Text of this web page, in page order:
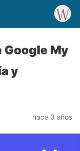
Google My
y
hace 3 años